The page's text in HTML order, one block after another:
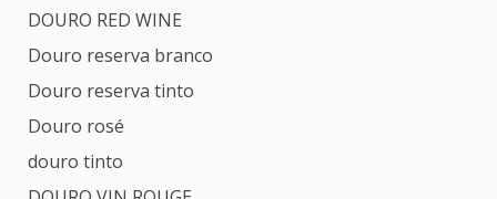
DOURO RED WINE
Douro reserva branco
Douro reserva tinto
Douro rosé
douro tinto